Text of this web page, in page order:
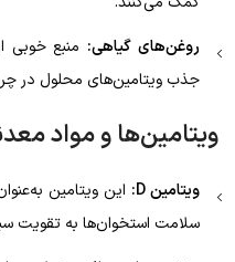
روغن‌های گیاهی: منبع خوبی
جذب ویتامین‌های محلول در
ویتامین‌ها و مواد
ویتامین D:
این ویتامین
سلامت استخوان‌ها به تقویت